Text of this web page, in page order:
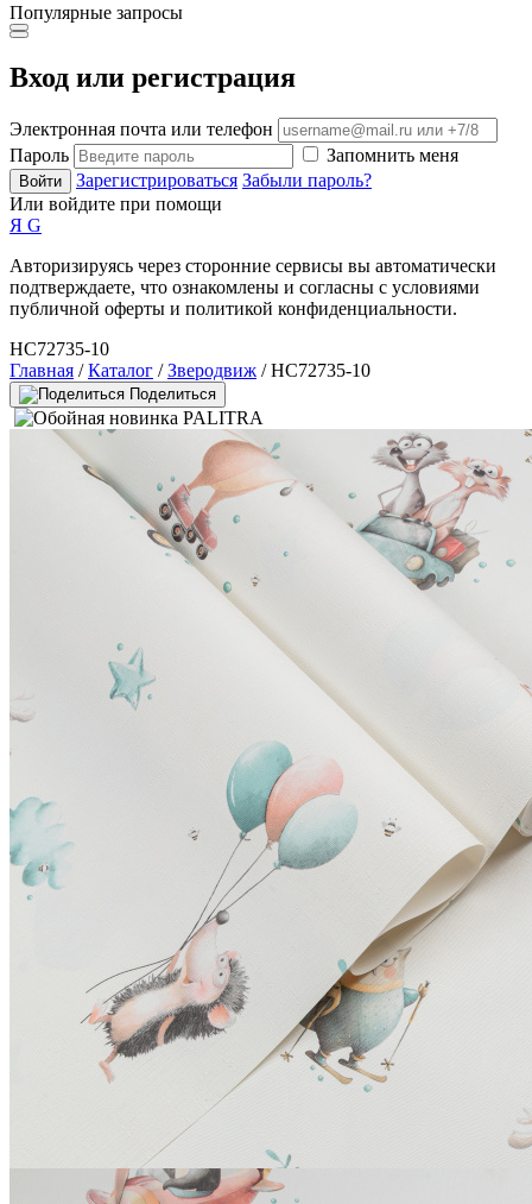
Популярные запросы
Вход или регистрация
Электронная почта или телефон
Пароль
Запомнить меня
Войти Зарегистрироваться Забыли пароль?
Или войдите при помощи
Я G
Авторизируясь через сторонние сервисы вы автоматически
подтверждаете, что ознакомлены и согласны с условиями
публичной оферты и политикой конфиденциальности.
HC72735-10
Главная /Каталог /Зверодвиж / HC72735-10
Поделиться